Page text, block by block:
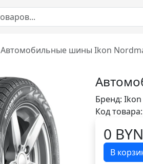
Автомобильные шины Ikon
Бренд: Ikon
Код
0 BYN
В